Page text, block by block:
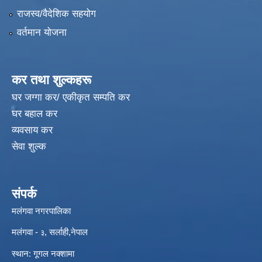
राजस्व/वैदेशिक सहयोग
वर्तमान योजना
कर तथा शुल्कहरू
घर जग्गा कर/ एकीकृत सम्पति कर
घर बहाल कर
व्यवसाय कर
सेवा शुल्क
संपर्क
मलंगवा नगरपालिका
मलंगवा - ३, सर्लाही,नेपाल
स्थान: गूगल नक्शामा